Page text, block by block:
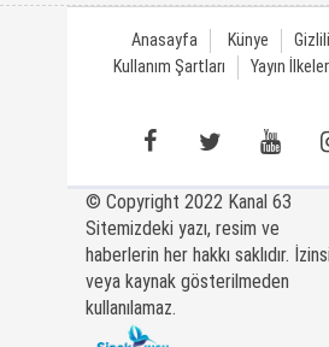
Anasayfa Künye
Kullanım Şartları
Yayın
© Copyright 2022 Kanal 63
Sitemizdeki yazı, resim ve
haberlerin her hakkı saklıdır.
veya kaynak gösterilmeden
kullanılamaz.